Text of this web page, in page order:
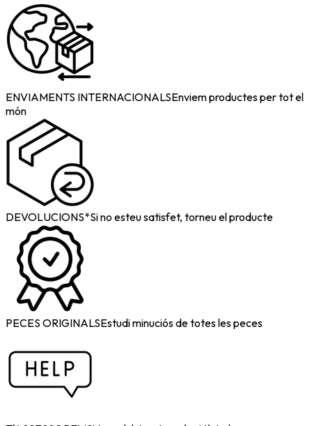
ENVIAMENTS INTERNACIONALSEnviem productes per tot el
món
DEVOLUCIONS*Si no esteu satisfet, torneu el producte
PECES ORIGINALSEstudi minuciós de totes les peces